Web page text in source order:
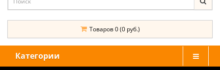
Товаров 0 (0 руб.)
Категории